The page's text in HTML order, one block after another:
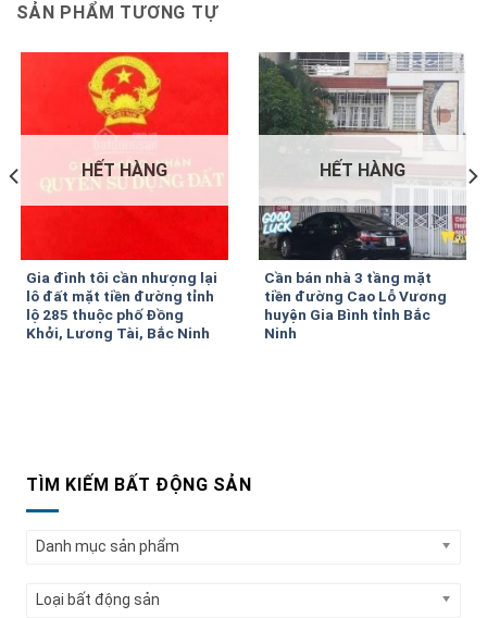
SẢN PHẨM TƯƠNG TỰ
HẾT HÀNG
Gia đình tôi cần nhượng lại
lô đất mặt tiền đường tỉnh
lộ 285 thuộc phố Đồng
Khởi, Lương Tài, Bắc Ninh
HẾT HÀNG
Cần bán nhà 3 tầng mặt
tiền đường Cao Lỗ Vương
huyện Gia Bình tỉnh Bắc
Ninh
TÌM KIẾM BẤT ĐỘNG SẢN
Danh mục sản phẩm
Loại bất động sản